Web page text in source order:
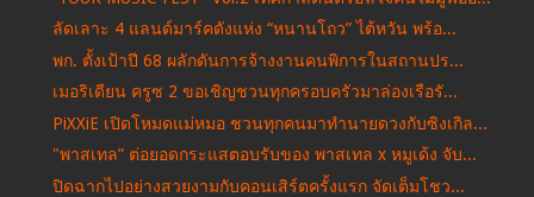
ลัดเลาะ 4 แลนด์มาร์คดังแห่ง “หนานโถว” ไต้หวัน พร้อ...
พก. ตั้งเป้าปี 68 ผลักดันการจ้างงานคนพิการในสถานปร...
เมอริเดียน ครูซ 2 ขอเชิญชวนทุกครอบครัวมาล่องเรือรั...
PiXXiE เปิดโหมดแม่หมอ ชวนทุกคนมาทำนายดวงกับซิงเกิล...
"พาสเทล” ต่อยอดกระแสตอบรับของ พาสเทล x หมูเด้ง จับ...
ปิดฉากไปอย่างสวยงามกับคอนเสิร์ตครั้งแรก จัดเต็มโชว...